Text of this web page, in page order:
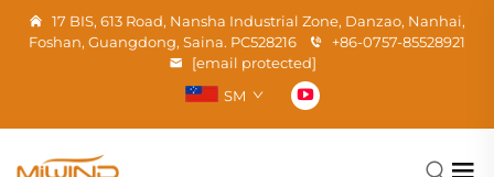
17 BIS, 613 Road, Nansha Industrial Zone, Danzao, Nanhai,
Foshan, Guangdong, Saina. PC528216
+86-0757-85528921
[email protected]
SM